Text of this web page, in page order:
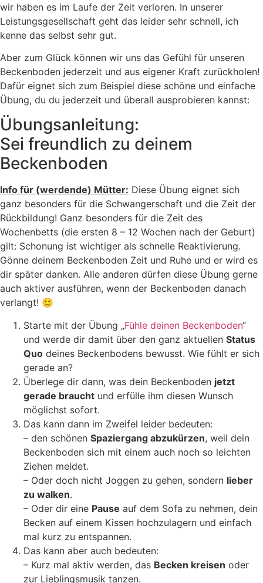
wir haben es im Laufe der Zeit verloren. In unserer
Leistungsgesellschaft geht das leider sehr schnell, ich
kenne das selbst sehr gut.
Aber zum Glück können wir uns das Gefühl für unseren
Beckenboden jederzeit und aus eigener Kraft zurückholen!
Dafür eignet sich zum Beispiel diese schöne und einfache
Übung, du du jederzeit und überall ausprobieren kannst:
Übungsanleitung:
Sei freundlich zu deinem
Beckenboden
Info für (werdende) Mütter: Diese Übung eignet sich
ganz besonders für die Schwangerschaft und die Zeit der
Rückbildung! Ganz besonders für die Zeit des
Wochenbetts (die ersten 8 – 12 Wochen nach der Geburt)
gilt: Schonung ist wichtiger als schnelle Reaktivierung.
Gönne deinem Beckenboden Zeit und Ruhe und er wird es
dir später danken. Alle anderen dürfen diese Übung gerne
auch aktiver ausführen, wenn der Beckenboden danach
verlangt! 🙂
Starte mit der Übung „Fühle deinen Beckenboden“
und werde dir damit über den ganz aktuellen Status
Quo deines Beckenbodens bewusst. Wie fühlt er sich
gerade an?
Überlege dir dann, was dein Beckenboden jetzt
gerade braucht und erfülle ihm diesen Wunsch
möglichst sofort.
Das kann dann im Zweifel leider bedeuten:
– den schönen Spaziergang abzukürzen, weil dein
Beckenboden sich mit einem auch noch so leichten
Ziehen meldet.
– Oder doch nicht Joggen zu gehen, sondern lieber
zu walken.
– Oder dir eine Pause auf dem Sofa zu nehmen, dein
Becken auf einem Kissen hochzulagern und einfach
mal kurz zu entspannen.
Das kann aber auch bedeuten:
– Kurz mal aktiv werden, das Becken kreisen oder
zur Lieblingsmusik tanzen.